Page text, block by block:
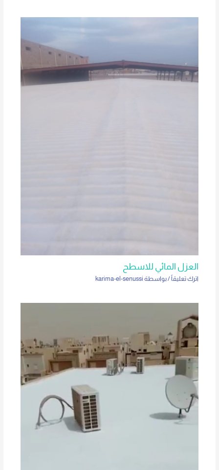
العزل المائي للاسطح
اترك تعليقاً / بواسطة karima-el-senussi